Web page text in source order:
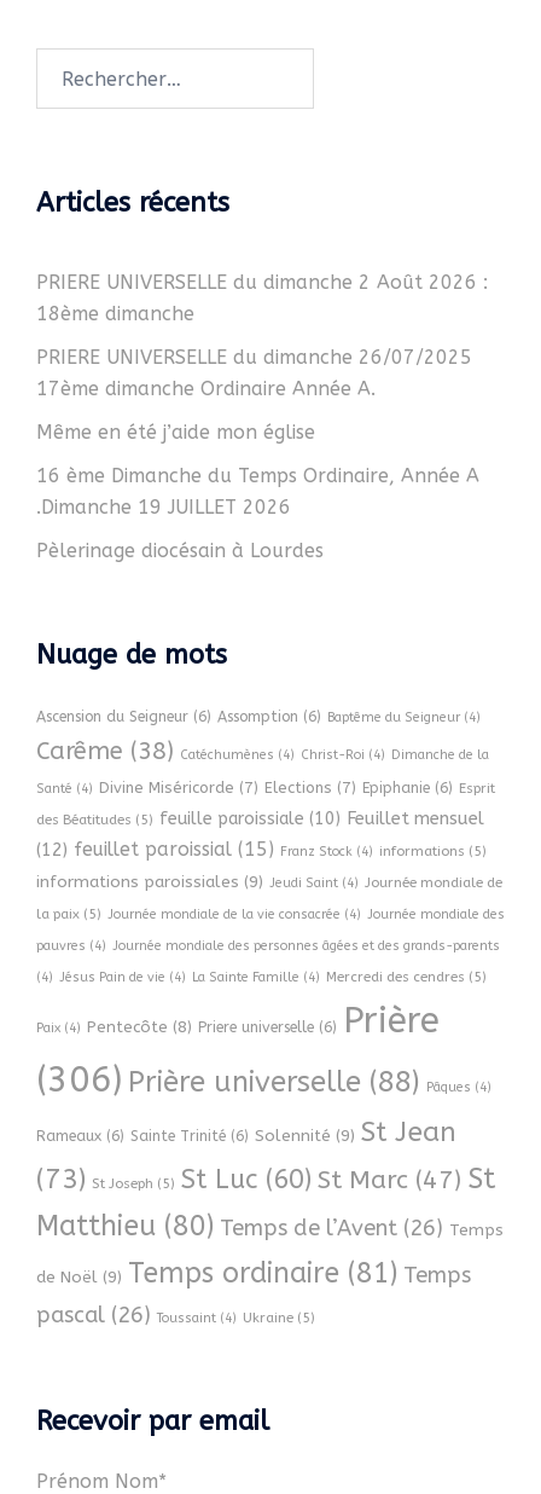
Articles récents
PRIERE UNIVERSELLE du dimanche 2 Août 2026 :
18ème dimanche
PRIERE UNIVERSELLE du dimanche 26/07/2025
17ème dimanche Ordinaire Année A.
Même en été j’aide mon église
16 ème Dimanche du Temps Ordinaire, Année A
.Dimanche 19 JUILLET 2026
Pèlerinage diocésain à Lourdes
Nuage de mots
Ascension du Seigneur (6) Assomption (6) Baptême du Seigneur (4)
Carême (38) Catéchumènes (4) Christ-Roi (4) Dimanche de la
Santé (4) Divine Miséricorde (7) Elections (7) Epiphanie (6) Esprit
des Béatitudes (5) feuille paroissiale (10) Feuillet mensuel
(12) feuillet paroissial (15) Franz Stock (4) informations (5)
informations paroissiales (9) Jeudi Saint (4) Journée mondiale de
la paix (5) Journée mondiale de la vie consacrée (4) Journée mondiale des
pauvres (4) Journée mondiale des personnes âgées et des grands-parents
(4) Jésus Pain de vie (4) La Sainte Famille (4) Mercredi des cendres (5)
Paix (4) Pentecôte (8) Priere universelle (6)
Prière
(306) Prière universelle (88) Pâques (4)
Rameaux (6) Sainte Trinité (6) Solennité (9) St Jean
(73) St Joseph (5) St Luc (60) St Marc (47) St
Matthieu (80) Temps de l’Avent (26) Temps
de Noël (9) Temps ordinaire (81) Temps
pascal (26) Toussaint (4) Ukraine (5)
Recevoir par email
Prénom Nom*